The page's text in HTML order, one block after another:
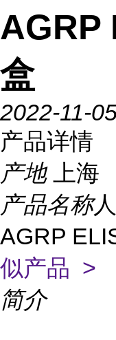
AGRP
盒
2022-11-
产品详情
产地
上海
产品名称
AGRP
似产品 >
简介